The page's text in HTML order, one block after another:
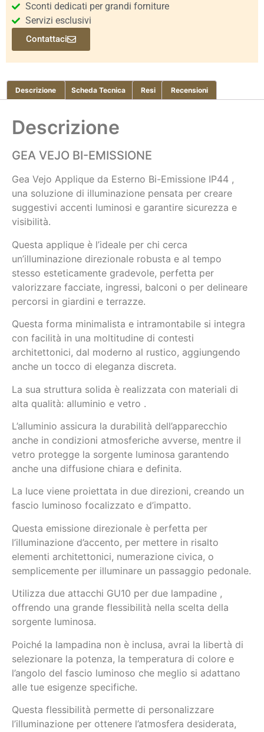
Sconti dedicati per grandi forniture
Servizi esclusivi
Contattaci
Descrizione Scheda Tecnica Resi Recensioni
Descrizione
GEA VEJO BI-EMISSIONE
Gea Vejo Applique da Esterno Bi-Emissione IP44 ,
una soluzione di illuminazione pensata per creare
suggestivi accenti luminosi e garantire sicurezza e
visibilità.
Questa applique è l’ideale per chi cerca
un’illuminazione direzionale robusta e al tempo
stesso esteticamente gradevole, perfetta per
valorizzare facciate, ingressi, balconi o per delineare
percorsi in giardini e terrazze.
Questa forma minimalista e intramontabile si integra
con facilità in una moltitudine di contesti
architettonici, dal moderno al rustico, aggiungendo
anche un tocco di eleganza discreta.
La sua struttura solida è realizzata con materiali di
alta qualità: alluminio e vetro .
L’alluminio assicura la durabilità dell’apparecchio
anche in condizioni atmosferiche avverse, mentre il
vetro protegge la sorgente luminosa garantendo
anche una diffusione chiara e definita.
La luce viene proiettata in due direzioni, creando un
fascio luminoso focalizzato e d’impatto.
Questa emissione direzionale è perfetta per
l’illuminazione d’accento, per mettere in risalto
elementi architettonici, numerazione civica, o
semplicemente per illuminare un passaggio pedonale.
Utilizza due attacchi GU10 per due lampadine ,
offrendo una grande flessibilità nella scelta della
sorgente luminosa.
Poiché la lampadina non è inclusa, avrai la libertà di
selezionare la potenza, la temperatura di colore e
l’angolo del fascio luminoso che meglio si adattano
alle tue esigenze specifiche.
Questa flessibilità permette di personalizzare
l’illuminazione per ottenere l’atmosfera desiderata,